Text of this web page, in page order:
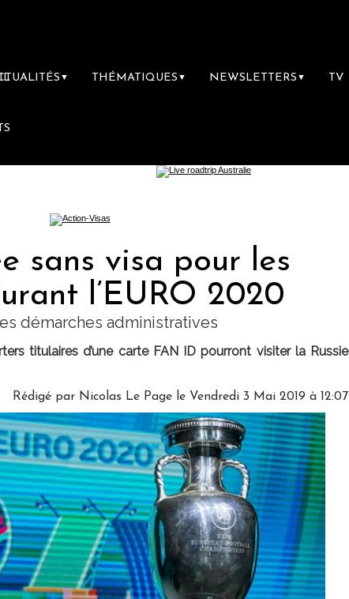
▼ THÉMATIQUES ▼ NEWSLETTERS ▼ TV
sans visa pour les
l’EURO 2020
démarches administratives
titulaires d’une carte FAN ID pourront visiter la Russie
Rédigé par Nicolas Le Page le Vendredi 3 Mai 2019 à 12:07